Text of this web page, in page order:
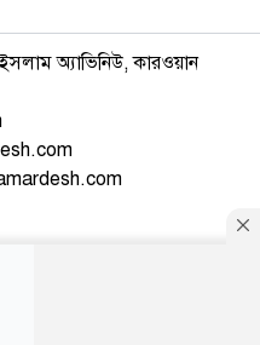
অ্যাভিনিউ, কারওয়ান